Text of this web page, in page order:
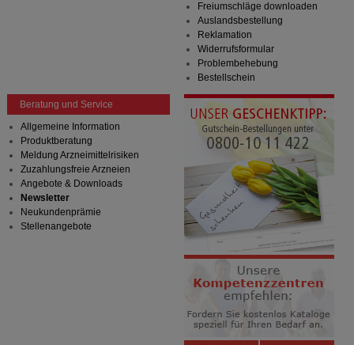
Freiumschläge downloaden
Auslandsbestellung
Reklamation
Widerrufsformular
Problembehebung
Bestellschein
Beratung und Service
Allgemeine Information
Produktberatung
Meldung Arzneimittelrisiken
Zuzahlungsfreie Arzneien
Angebote & Downloads
Newsletter
Neukundenprämie
Stellenangebote